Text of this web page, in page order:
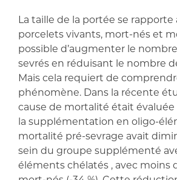
La taille de la portée se
porcelets vivants, mort-nés et
possible d’augmenter le
sevrés en réduisant le nombre
Mais cela requiert de
phénomène. Dans la récente
cause de mortalité était
la supplémentation en oligo-
mortalité pré-sevrage avait
sein du groupe supplémenté
éléments chélatés , avec moins